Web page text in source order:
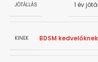
JÓTÁLLÁS 1 év
KINEK BDSM kedvelőknek